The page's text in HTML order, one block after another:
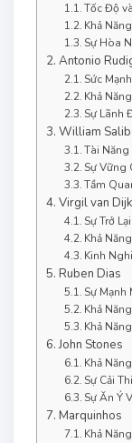
Tốc Độ
Khả
Sự Hòa
Antonio
Sức
Khả
Sự Lãnh
William
Tài Năng
Sự Vững
Tầm
Virgil van Dijk
Sự Trở
Khả
Kinh
Ruben Dias
Sự Mạnh
Khả
Khả
John Stones
Khả
Sự Cải
Sự Ăn Ý
Marquinhos
Khả